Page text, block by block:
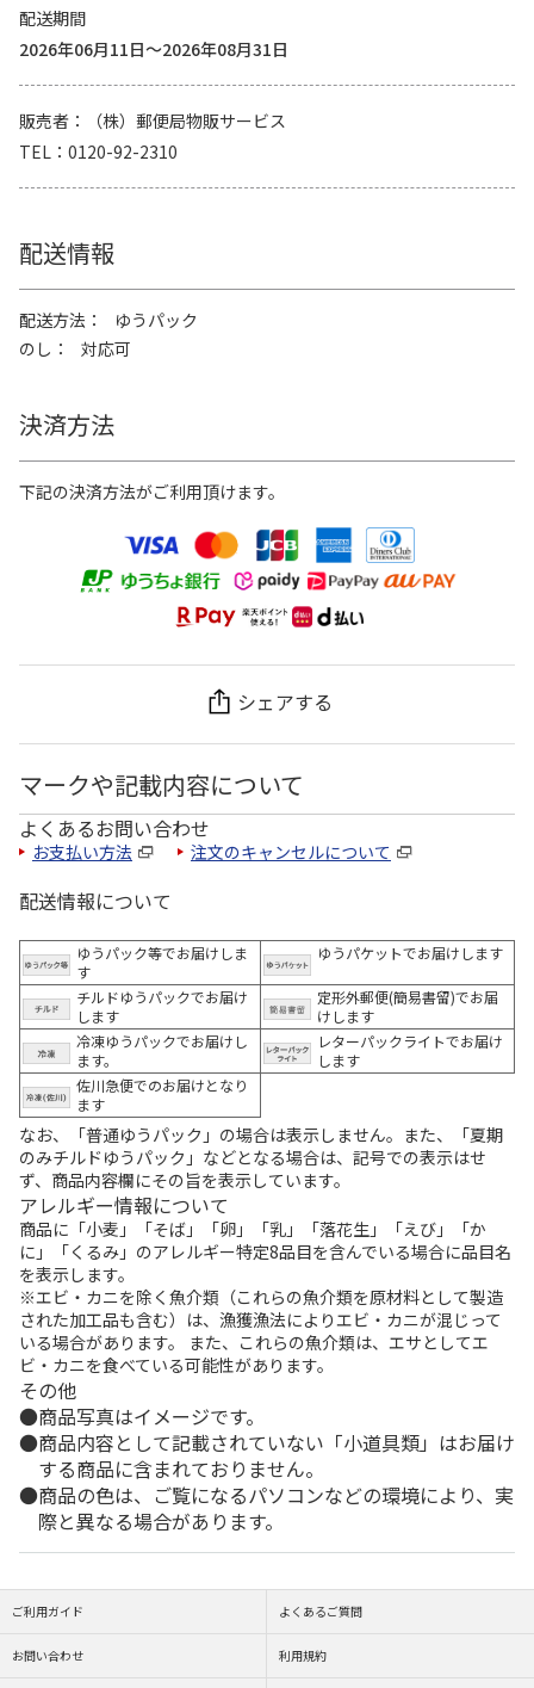
配送期間
2026年06月11日～2026年08月31日
販売者
（株）郵便局物販サービス
TEL
0120-92-2310
配送情報
配送方法
ゆうパック
のし
対応可
決済方法
下記の決済方法がご利用頂けます。
シェアする
マークや記載内容について
よくあるお問い合わせ
お支払い方法 注文のキャンセルについて
配送情報について
ゆうパック等でお届けしま
す
ゆうパケットでお届けします
チルドゆうパックでお届け
します
定形外郵便(簡易書留)でお届
けします
冷凍ゆうパックでお届けし
ます。
レターパックライトでお届け
します
佐川急便でのお届けとなり
ます
なお、「普通ゆうパック」の場合は表示しません。また、「夏期
のみチルドゆうパック」などとなる場合は、記号での表示はせ
ず、商品内容欄にその旨を表示しています。
アレルギー情報について
商品に「小麦」「そば」「卵」「乳」「落花生」「えび」「か
に」「くるみ」のアレルギー特定8品目を含んでいる場合に品目名
を表示します。
※エビ・カニを除く魚介類（これらの魚介類を原材料として製造
された加工品も含む）は、漁獲漁法によりエビ・カニが混じって
いる場合があります。 また、これらの魚介類は、エサとしてエ
ビ・カニを食べている可能性があります。
その他
商品写真はイメージです。
商品内容として記載されていない「小道具類」はお届け
する商品に含まれておりません。
商品の色は、ご覧になるパソコンなどの環境により、実
際と異なる場合があります。
ご利用ガイド よくあるご質問
お問い合わせ 利用規約